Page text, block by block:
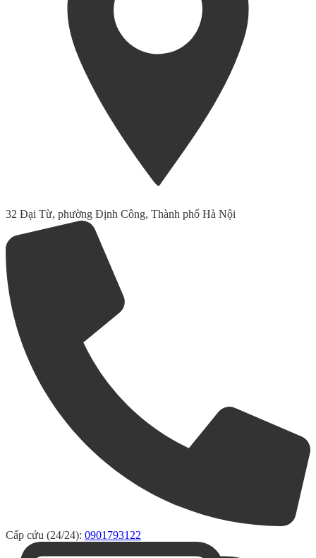
32 Đại Từ, phường Định Công, Thành phố Hà Nội
Cấp cứu (24/24): 0901793122